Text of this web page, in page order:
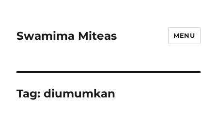
Swamima Miteas MENU
Tag:diumumkan